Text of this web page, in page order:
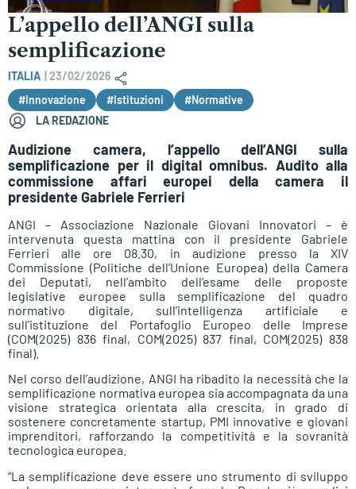
L’appello dell’ANGI sulla
semplificazione
ITALIA
23/02/2026
#Innovazione
#Istituzioni
#Normative
LA REDAZIONE
Audizione camera, l’appello dell’ANGI sulla
semplificazione per il digital omnibus. Audito alla
commissione affari europei della camera il
presidente Gabriele Ferrieri
ANGI – Associazione Nazionale Giovani Innovatori – è
intervenuta questa mattina con il presidente Gabriele
Ferrieri alle ore 08.30, in audizione presso la XIV
Commissione (Politiche dell’Unione Europea) della Camera
dei Deputati, nell’ambito dell’esame delle proposte
legislative europee sulla semplificazione del quadro
normativo digitale, sull’intelligenza artificiale e
sull’istituzione del Portafoglio Europeo delle Imprese
(COM(2025) 836 final, COM(2025) 837 final, COM(2025) 838
final).
Nel corso dell’audizione, ANGI ha ribadito la necessità che la
semplificazione normativa europea sia accompagnata da una
visione strategica orientata alla crescita, in grado di
sostenere concretamente startup, PMI innovative e giovani
imprenditori, rafforzando la competitività e la sovranità
tecnologica europea.
“La semplificazione deve essere uno strumento di sviluppo